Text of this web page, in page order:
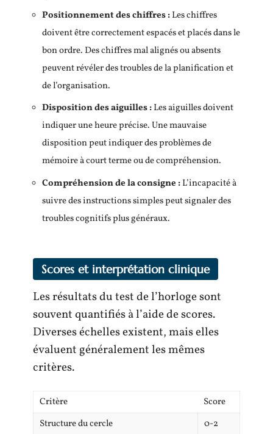
Positionnement des chiffres :Les chiffres
doivent être correctement espacés et placés dans le
bon ordre. Des chiffres mal alignés ou absents
peuvent révéler des troubles de la planification et
de l’organisation.
Disposition des aiguilles :Les aiguilles doivent
indiquer une heure précise. Une mauvaise
disposition peut indiquer des problèmes de
mémoire à court terme ou de compréhension.
Compréhension de la consigne :L’incapacité à
suivre des instructions simples peut signaler des
troubles cognitifs plus généraux.
Scores et interprétation clinique
Les résultats du test de l’horloge sont
souvent quantifiés à l’aide de scores.
Diverses échelles existent, mais elles
évaluent généralement les mêmes
critères.
Critère
Score
Structure du cercle
0-2